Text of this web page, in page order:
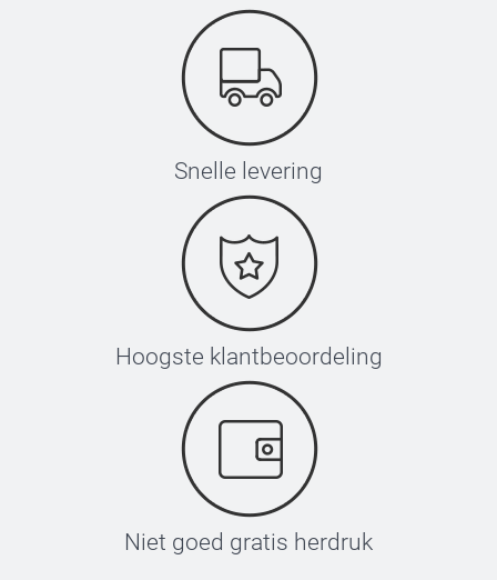
Snelle levering
Hoogste klantbeoordeling
Niet goed gratis herdruk